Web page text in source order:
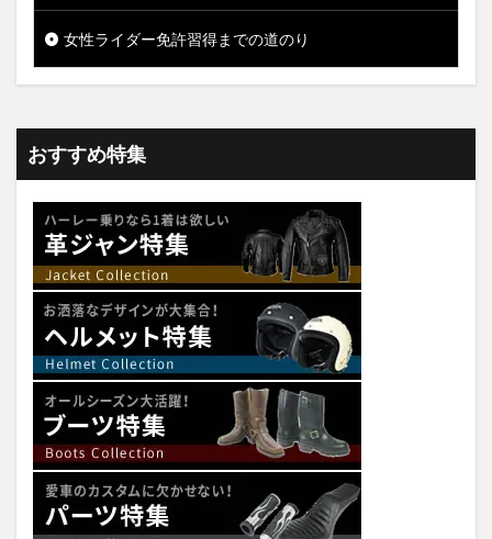
女性ライダー免許習得までの道のり
おすすめ特集